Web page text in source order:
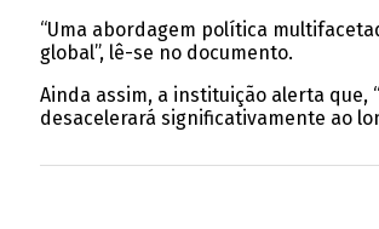
“Uma abordagem política
global”, lê-se no documento.
Ainda assim, a instituição alerta
desacelerará significativamente ao